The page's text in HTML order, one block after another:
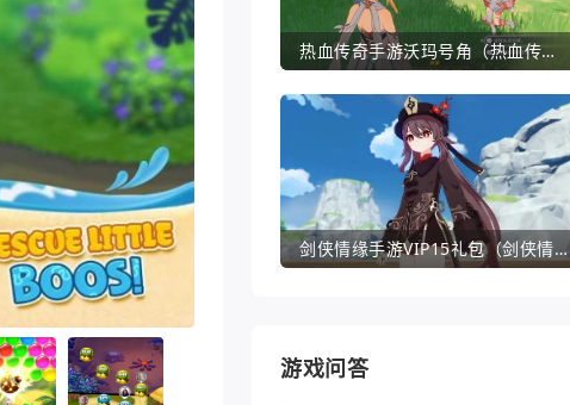
热血传奇手游沃玛号角（热血传奇沃玛装备隐藏属性）
剑侠情缘手游VIP15礼包（剑侠情缘手游VIP1到18一共要花多少钱）
游戏问答